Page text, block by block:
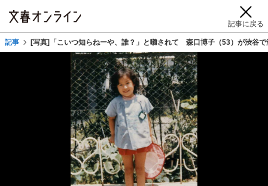
記事に戻る
記事 [写真]「こいつ知らねーや、誰？」と囃されて 森口博子（53）が渋谷